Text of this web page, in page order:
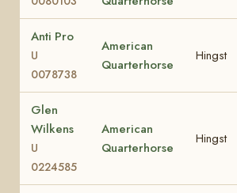
Anti Pro
U
0078738
American
Quarterhorse
Hingst
Glen
Wilkens
U
0224585
American
Quarterhorse
Hingst